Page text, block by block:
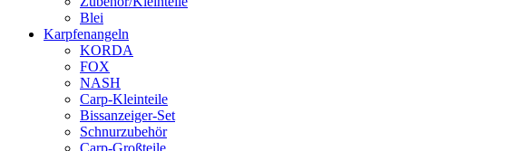
Blei
Karpfenangeln
KORDA
FOX
NASH
Carp-Kleinteile
Bissanzeiger-Set
Schnurzubehör
Carp-Großteile